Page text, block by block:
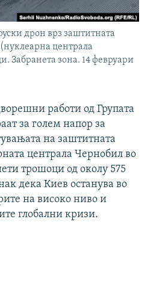
дрон врз заштитната
централа
Забранета зона. 14 февруари
работи од Групата
за голем напор за
на заштитната
централа Чернобил во
трошоци од околу 575
дека Киев останува во
на високо ниво и
глобални кризи.